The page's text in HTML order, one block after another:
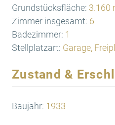
Grundstücksfläche: 3.160
Zimmer insgesamt: 6
Badezimmer: 1
Stellplatzart: Garage,
Zustand &
Baujahr: 1933